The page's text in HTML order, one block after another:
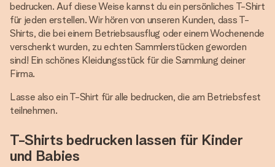
bedrucken. Auf diese Weise kannst du ein persönliches T-Shirt
für jeden erstellen. Wir hören von unseren Kunden, dass T-
Shirts, die bei einem Betriebsausflug oder einem Wochenende
verschenkt wurden, zu echten Sammlerstücken geworden
sind! Ein schönes Kleidungsstück für die Sammlung deiner
Firma.
Lasse also ein T-Shirt für alle bedrucken, die am Betriebsfest
teilnehmen.
T-Shirts bedrucken lassen für Kinder
und Babies